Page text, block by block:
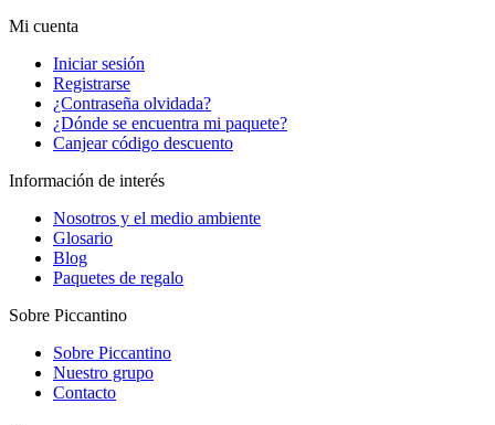
Mi cuenta
Iniciar sesión
Registrarse
¿Contraseña olvidada?
¿Dónde se encuentra mi paquete?
Canjear código descuento
Información de interés
Nosotros y el medio ambiente
Glosario
Blog
Paquetes de regalo
Sobre Piccantino
Sobre Piccantino
Nuestro grupo
Contacto